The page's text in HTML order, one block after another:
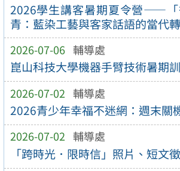
2026學生講客暑期夏令營——「
青：藍染工藝與客家話語的當代轉
2026-07-06 輔導處
崑山科技大學機器手臂技術暑期
2026-07-02 輔導處
2026青少年幸福不迷網：週末關
2026-07-02 輔導處
「跨時光．限時信」照片、短文